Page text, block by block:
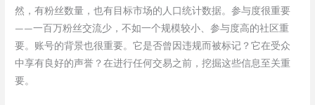
然，有粉丝数量，也有目标市场的人口统计数据。参与度很重要
——一百万粉丝交流少，不如一个规模较小、参与度高的社区重
要。账号的背景也很重要。它是否曾因违规而被标记？它在受众
中享有良好的声誉？在进行任何交易之前，挖掘这些信息至关重
要。